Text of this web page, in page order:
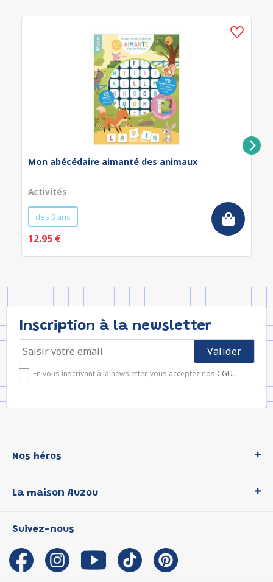
Mon abécédaire aimanté des animaux
Activités
dès 3 ans
12.95 €
Inscription à la newsletter
En vous inscrivant à la newsletter, vous acceptez nos CGU.
Nos héros
P'tit Loup
Les Influenceuses
Migali
Petite Taupe
La maison Auzou
Notre histoire
Auzou s'engage
Auteurs et illustrateurs Auzou
Suivez-nous